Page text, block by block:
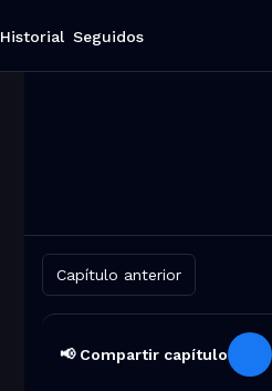
Historial Seguidos
Capítulo anterior
📢 Compartir capítulo
Compartir Hajime no